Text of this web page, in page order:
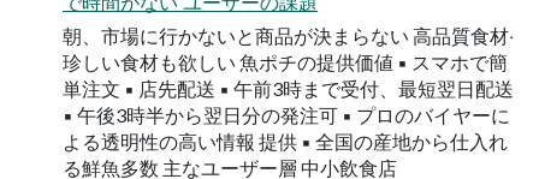
朝、市場に⾏かないと商品が決まらない ⾼品質⾷材‧
珍しい⾷材も欲しい ⿂ポチの提供価値 ▪ スマホで簡
単注⽂ ▪ 店先配送 ▪ 午前3時まで受付、最短翌⽇配送
▪ 午後3時半から翌⽇分の発注可 ▪ プロのバイヤーに
よる透明性の⾼い情報 提供 ▪ 全国の産地から仕⼊れ
る鮮⿂多数 主なユーザー層 中小飲食店